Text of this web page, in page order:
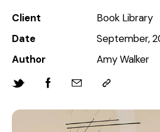
Client
Book Library
Date
September,
Author
Amy Walker